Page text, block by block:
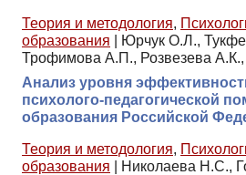
Теория и методология,
образования
Юрчук О.Л.,
Трофимова А.П., Розвезева
Анализ уровня
психолого-педагогической
образования Российской
Теория и методология,
образования
Николаева Н.С.,